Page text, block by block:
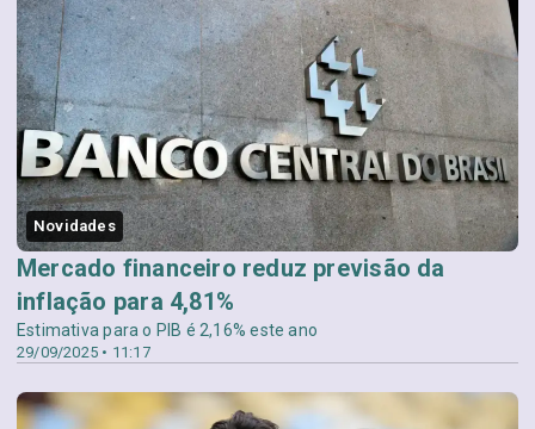
Novidades
29/09/2025 • 11:17
Mercado financeiro reduz previsão da
inflação para 4,81%
Estimativa para o PIB é 2,16% este ano